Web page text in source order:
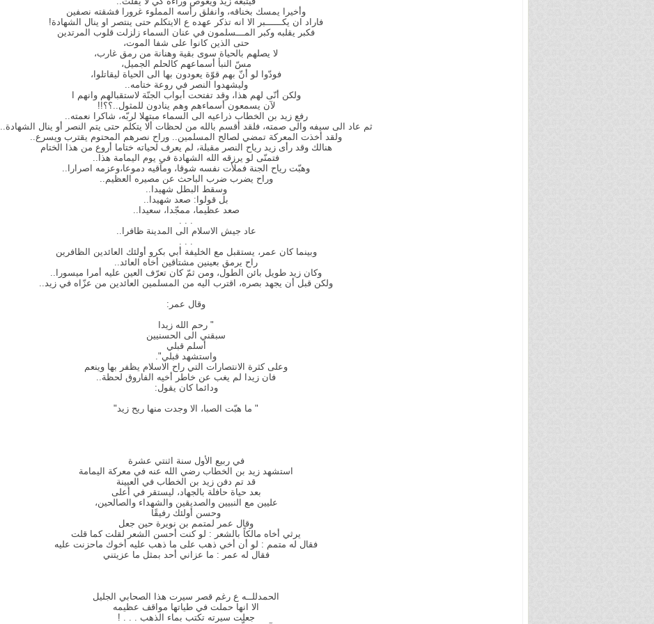
وأخيرا يمسك بخناقه، وانفلق رأسه المملوء غرورا فشقته نصفين
فاراد ان يكــــــبر الا انه تذكر عهده ع الايتكلم حتى ينتصر او ينال الشهادة!
فكبر يقلبه وكبر المـــسلمون في عنان السماء زلزلت قلوب المرتدين
حتى الذين كانوا على شفا الموت،
لا يصلهم بالحياة سوى بقية وهنانة من رمق غارب،
مسّ النبأ أسماعهم كالحلم الجميل،
فودّوا لو أنّ بهم قوّة يعودون بها الى الحياة ليقاتلوا،
وليشهدوا النصر في روعة ختامه..
ولكن أنّى لهم هذا، وقد تفتحت أبواب الجنّة لاستقبالهم وانهم ا
لآن يسمعون أسماءهم وهم ينادون للمثول..؟؟!!
رفع زيد بن الخطاب ذراعيه الى السماء مبتهلا لربّه، شاكرا نعمته..
ثم عاد الى سيفه والى صمته، فلقد أقسم بالله من لحظات ألا يتكلم حتى يتم النصر أو ينال الشهادة..
ولقد أخذت المعركة تمضي لصالح المسلمين.. وراح نصرهم المحتوم يقترب ويسرع..
هنالك وقد رأى زيد رياح النصر مقبلة، لم يعرف لحياته ختاما أروع من هذا الختام
فتمنّى لو يرزقه الله الشهادة في يوم اليمامة هذا..
وهبّت رياح الجنة فملأت نفسه شوقا، ومآقيه دموعا،وعزمه اصرارا..
وراح يضرب ضرب الباحث عن مصيره العظيم..
وسقط البطل شهيدا..
بل قولوا: صعد شهيدا..
صعد عظيما، ممجّدا، سعيدا..
. . .
عاد جيش الاسلام الى المدينة ظافرا..
. . .
وبينما كان عمر، يستقبل مع الخليفة أبي بكرو أولئك العائدين الظافرين
راح يرمق بعينين مشتاقين أخاه العائد..
وكان زيد طويل بائن الطول، ومن ثمّ كان تعرّف العين عليه أمرا ميسورا..
ولكن قبل أن يجهد بصره، اقترب اليه من المسلمين العائدين من عزّاه في زيد..
وقال عمر:
" رحم الله زيدا
سبقني الى الحسنيين
أسلم قبلي
واستشهد قبلي".
وعلى كثرة الانتصارات التي راح الاسلام يظفر بها وينعم
فان زيدا لم يغب عن خاطر أخيه الفاروق لحظة..
ودائما كان يقول:
" ما هبّت الصبا، الا وجدت منها ريح زيد"
في ربيع الأول سنة اثنتي عشرة
استشهد زيد بن الخطاب رضي الله عنه في معركة اليمامة
قد تم دفن زيد بن الخطاب في العيينة
بعد حياة حافلة بالجهاد، ليستقر في أعلى
عليين مع النبيين والصديقين والشهداء والصالحين،
وحسن أولئك رفيقًا
وقال عمر لمتمم بن نويرة حين جعل
يرثي أخاه مالكاً بالشعر : لو كنت أحسن الشعر لقلت كما قلت
فقال له متمم : لو أن أخي ذهب على ما ذهب عليه أخوك ماحزنت عليه
فقال له عمر : ما عزاني أحد بمثل ما عزيتني
الحمدللــه ع رغم قصر سيرت هذا الصحابي الجليل
الا انها حملت في طياتها مواقف عظيمه
جعلت سيرته تكتب بماء الذهب . . . !